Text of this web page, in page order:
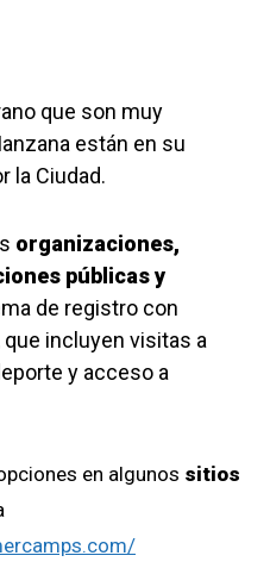
que son muy
están en su
la Ciudad.
organizaciones,
públicas y
de registro con
incluyen visitas a
y acceso a
en algunos sitios